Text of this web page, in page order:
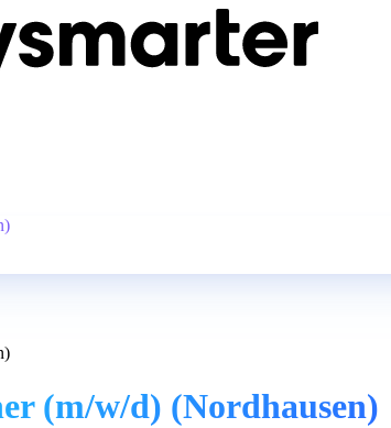
(m/w/d) (Nordhausen)